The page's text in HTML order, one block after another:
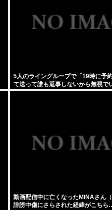
5人のライングループで「19時に予
て送って誰も返事しないから無視で
動画配信中に亡くなったMINAさん
誹謗中傷にさらされた経緯がこちら